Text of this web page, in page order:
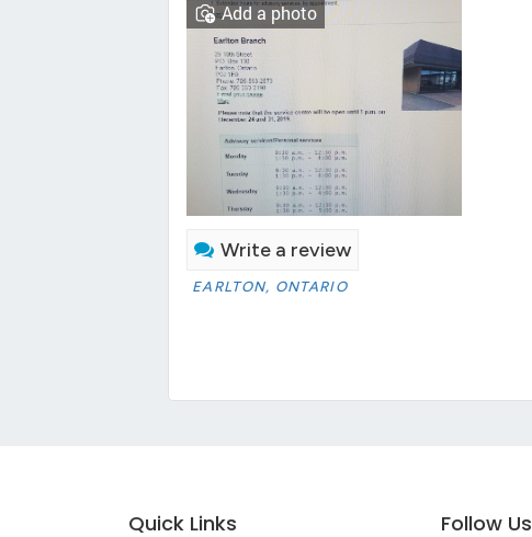
Add a photo
Write a review
EARLTON, ONTARIO
Quick Links Follow Us